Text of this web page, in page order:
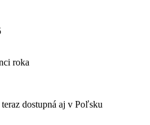
roka
dostupná aj v Poľsku